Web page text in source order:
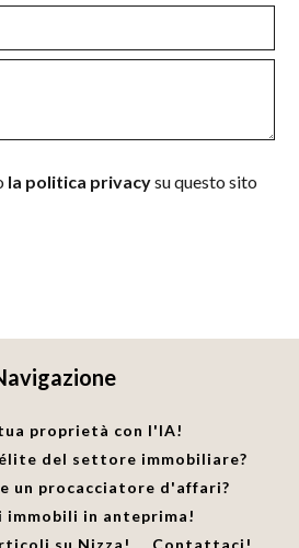
la politica privacysu questo sito
proprietà con l'IA!
del settore immobiliare?
un procacciatore d'affari?
immobili in anteprima!